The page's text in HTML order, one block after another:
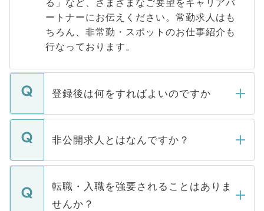
る」など、さまざまなご要望をキャリアパ
ートナーにお伝えください。常勤求人はも
ちろん、非常勤・スポットのお仕事紹介も
行なっております。
登録後は何をすればよいのですか
ご登録いただきましたら、弊社担当者がご
登録内容を確認し、その後メールもしくは
ます。通常、5営業日以内にはご連絡をせて
いただきますので、しばらくお待ちくださ
非公開求人とはなんですか？
マイナビDOCTORで取り扱っている求人の
うち約3割は、Webサイトからご覧いただ
けない「非公開求人」です。非公開求人は
転職・入職を強要されることはありま
せんか？